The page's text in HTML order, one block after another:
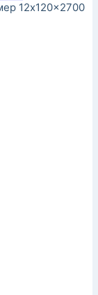
12x120x2700